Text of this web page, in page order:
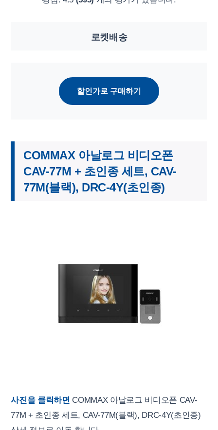
로켓배송
할인가로 구매하기
COMMAX 아날로그 비디오폰
CAV-77M + 초인종 세트, CAV-
77M(블랙), DRC-4Y(초인종)
사진을 클릭하면 COMMAX 아날로그 비디오폰 CAV-
77M + 초인종 세트, CAV-77M(블랙), DRC-4Y(초인종)